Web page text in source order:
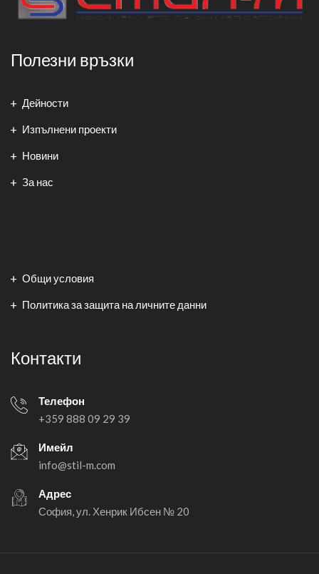
Полезни връзки
Дейности
Изпълнени проекти
Новини
За нас
Общи условия
Политика за защита на личните данни
Контакти
Телефон
+359 888 09 29 39
Имейл
info@stil-m.com
Адрес
София, ул. Хенрик Ибсен № 20